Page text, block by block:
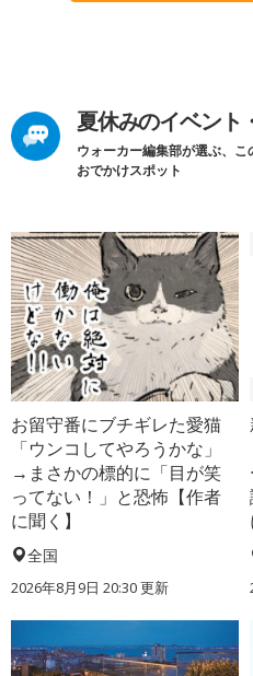
夏休みのイベント
ウォーカー編集部が選ぶ、
おでかけスポット
お留守番にブチギレた愛猫
「ウンコしてやろうかな」
→まさかの標的に「目が笑
ってない！」と恐怖【作者
に聞く】
全国
2026年8月9日 20:30更新